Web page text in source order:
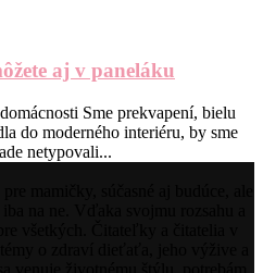
aj v paneláku
Sme prekvapení, bielu
do moderného interiéru, by sme
netypovali...